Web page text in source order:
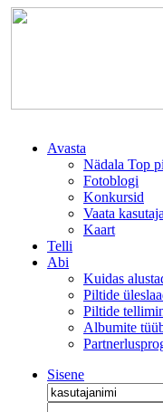
Avasta
Nädala Top
Fotoblogi
Konkursid
Vaata
Kaart
Telli
Abi
Kuidas
Piltide
Piltide
Albumite
Sisene